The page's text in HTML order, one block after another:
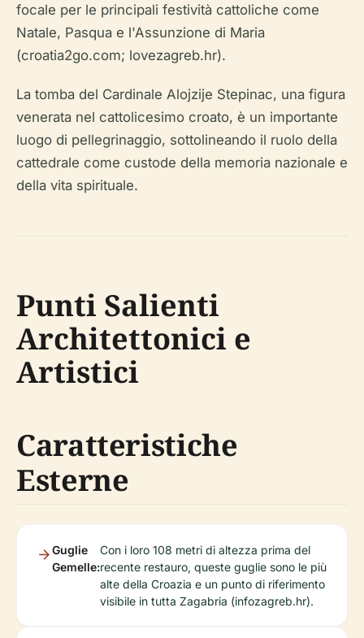
focale per le principali festività cattoliche come
Natale, Pasqua e l'Assunzione di Maria
(croatia2go.com; lovezagreb.hr).
La tomba del Cardinale Alojzije Stepinac, una figura
venerata nel cattolicesimo croato, è un importante
luogo di pellegrinaggio, sottolineando il ruolo della
cattedrale come custode della memoria nazionale e
della vita spirituale.
Punti Salienti
Architettonici e
Artistici
Caratteristiche
Esterne
Guglie
Gemelle:
Con i loro 108 metri di altezza prima del
recente restauro, queste guglie sono le più
alte della Croazia e un punto di riferimento
visibile in tutta Zagabria (infozagreb.hr).